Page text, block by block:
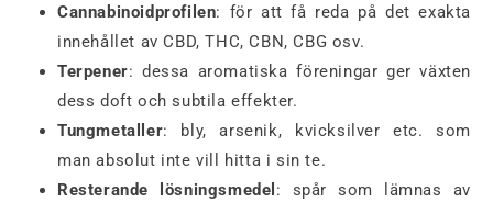
Cannabinoidprofilen: för att få reda på det exakta
innehållet av CBD, THC, CBN, CBG osv.
Terpener: dessa aromatiska föreningar ger växten
dess doft och subtila effekter.
Tungmetaller: bly, arsenik, kvicksilver etc. som
man absolut inte vill hitta i sin te.
Resterande lösningsmedel : spår som lämnas av